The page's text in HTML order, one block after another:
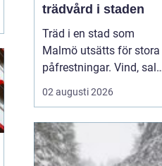
trädvård i staden
Träd i en stad som
Malmö utsätts för stora
påfrestningar. Vind, salt,
torka, markarbeten och
byggprojekt gör att
omsorg än i en
skogsmiljö.
En Arborist
02 augusti 2026